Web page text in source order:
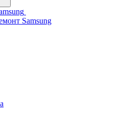
Samsung